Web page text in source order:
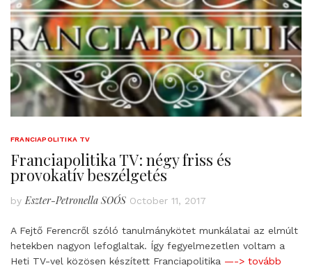
FRANCIAPOLITIKA TV
Franciapolitika TV: négy friss és
provokatív beszélgetés
by Eszter-Petronella SOÓS October 11, 2017
A Fejtő Ferencről szóló tanulmánykötet munkálatai az elmúlt
hetekben nagyon lefoglaltak. Így fegyelmezetlen voltam a
Heti TV-vel közösen készített Franciapolitika —-> tovább